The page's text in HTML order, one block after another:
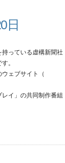
日
っている虚構新聞社
。
ェブサイト（
イ」の共同制作番組